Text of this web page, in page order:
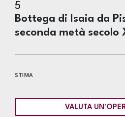
5
Bottega di Isaia da
seconda metà secolo
STIMA
VALUTA